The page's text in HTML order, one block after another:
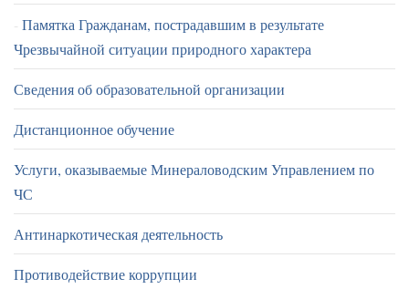
Памятка Гражданам, пострадавшим в результате
Чрезвычайной ситуации природного характера
Сведения об образовательной организации
Дистанционное обучение
Услуги, оказываемые Минераловодским Управлением по
ЧС
Антинаркотическая деятельность
Противодействие коррупции